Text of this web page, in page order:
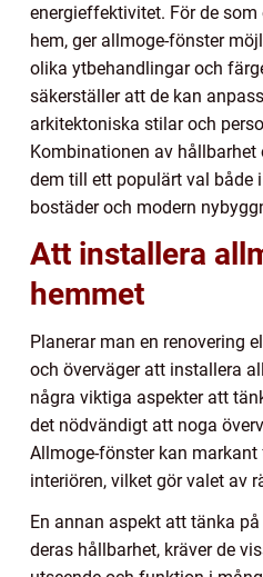
energieffektivitet. För de
hem, ger allmoge-fönster
olika ytbehandlingar och
säkerställer att de kan
arkitektoniska stilar och
Kombinationen av hållbarhet
dem till ett populärt val både
bostäder och modern
Att installera
hemmet
Planerar man en renovering
och överväger att installera
några viktiga aspekter att
det nödvändigt att noga
Allmoge-fönster kan
interiören, vilket gör valet av
En annan aspekt att tänka
deras hållbarhet, kräver de